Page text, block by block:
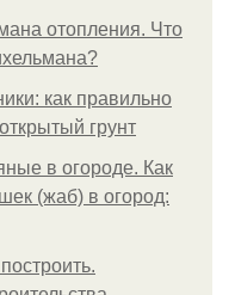
отопления. Что
как правильно
грунт
в огороде. Как
(жаб) в огород: